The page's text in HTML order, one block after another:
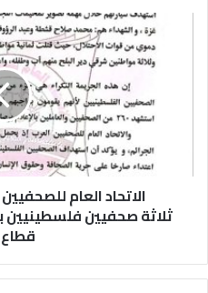
الاتحاد العام
ثلاثة صحفيين